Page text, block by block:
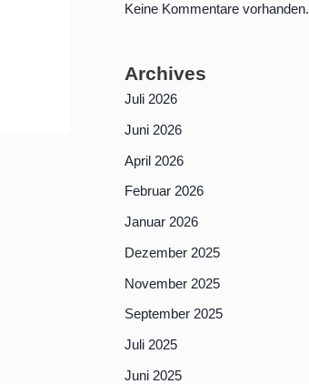
Keine Kommentare vorhanden.
Archives
Juli 2026
Juni 2026
April 2026
Februar 2026
Januar 2026
Dezember 2025
November 2025
September 2025
Juli 2025
Juni 2025